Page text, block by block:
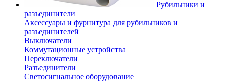
Рубильники и
разъединители
Аксессуары и фурнитура для рубильников и
разъединителей
Выключатели
Коммутационные устройства
Переключатели
Разъединители
Светосигнальное оборудование